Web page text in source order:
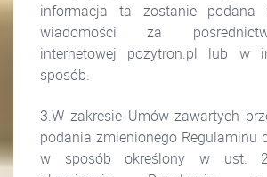
informacja ta zostanie podana
wiadomości za
internetowej pozytron.pl lub w
sposób.
3.W zakresie Umów zawartych
podania zmienionego Regulaminu
w sposób określony w ust.